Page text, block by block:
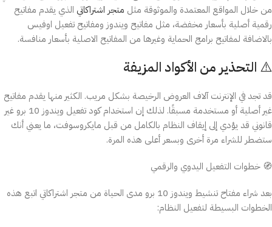
من خلال المواقع المعتمدة والموثوقة مثل متجر اشتراكاتي الذي يقدم مفاتيح
رقمية أصلية بأسعار مخفضة، مثل مفاتيح ويندوز ومفاتيح تفعيل اوفيس
بالاضافة لمفاتيح برامج الحماية وغيرها من المفاتيح الاصلية بأسعار منافسة.
⚠️ التحذير من الأكواد المزيفة
قد تجد في الإنترنت آلاف العروض الرخيصة بشكل مريب. الكثير منها يقدم مفاتيح
غير أصلية أو مستخدمة مسبقًا. لذلك إن استخدام كود تفعيل ويندوز 10 برو غير
قانوني قد يؤدي إلى إيقاف النظام بالكامل من قبل مايكروسوفت، ما يعني أنك
ستضطر للشراء مرة أخرى وبسعر أعلى هذه المرة.
🧭 خطوات التفعيل اليدوي والرقمي
بعد شراء مفتاح تنشيط ويندوز 10 برو مدى الحياة من متجر اشتراكاتي اتبع هذه
الخطوات البسيطة لتفعيل النظام: